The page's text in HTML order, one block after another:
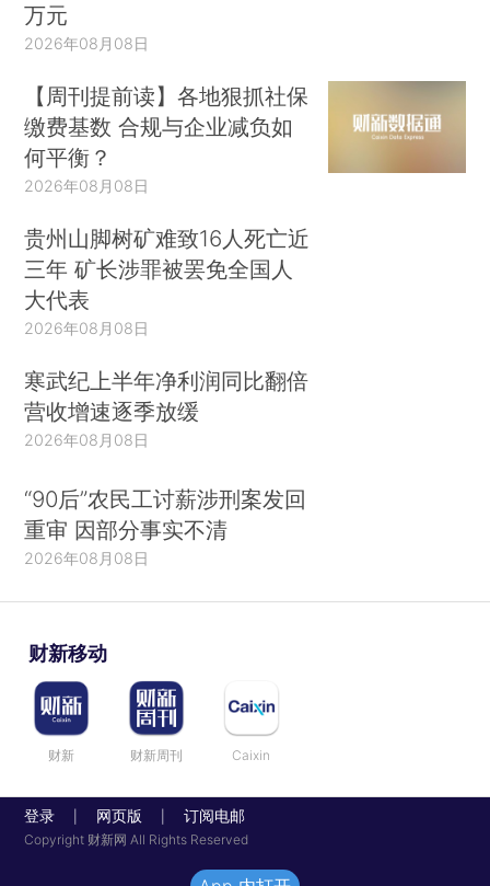
万元
2026年08月08日
【周刊提前读】各地狠抓社保
缴费基数 合规与企业减负如
何平衡？
2026年08月08日
贵州山脚树矿难致16人死亡近
三年 矿长涉罪被罢免全国人
大代表
2026年08月08日
寒武纪上半年净利润同比翻倍
营收增速逐季放缓
2026年08月08日
“90后”农民工讨薪涉刑案发回
重审 因部分事实不清
2026年08月08日
财新移动
财新 财新周刊 Caixin
登录 网页版 订阅电邮
Copyright 财新网 All Rights Reserved